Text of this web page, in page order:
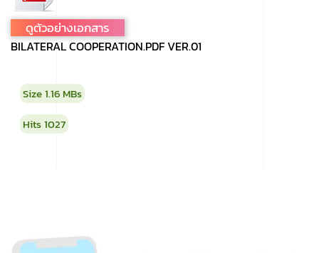
ดูตัวอย่างเอกสาร
BILATERAL COOPERATION.PDF VER.01
Size1.16 MBs
Hits1027